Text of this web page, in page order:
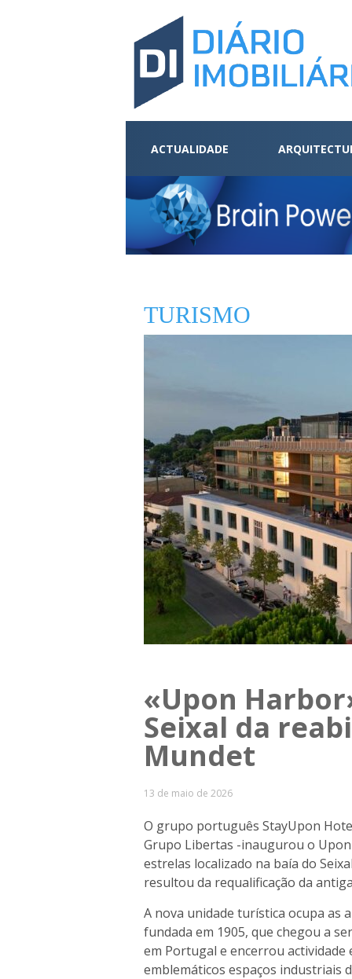
ACTUALIDADE
TURISMO
«Upon
Seixal da
Mundet
13 de maio de 2026
O grupo português StayUpon
Grupo Libertas -inaugurou o
estrelas localizado na baía do
resultou da requalificação da
A nova unidade turística ocupa as
fundada em 1905, que chegou a
em Portugal e encerrou actividade
emblemáticos espaços industriais